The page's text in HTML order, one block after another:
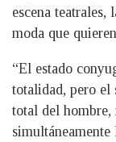
escena teatrales,
moda que
“El estado
totalidad, pero el
total del hombre,